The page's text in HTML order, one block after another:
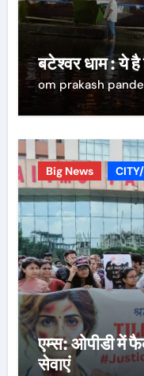
बटेश्वर धाम : ये है
om prakash
Big News
एम्स: ओपीडी में
सेवाएं